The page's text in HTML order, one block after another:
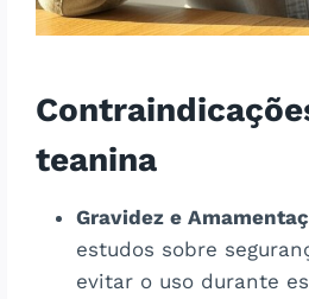
teanina
Gravidez e
estudos sobre
evitar o uso durante